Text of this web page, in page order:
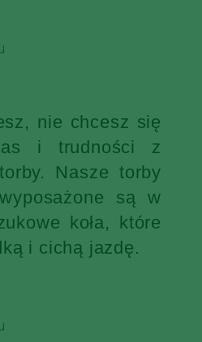
nie chcesz się
i trudności z
Nasze torby
są w
koła, które
i cichą jazdę.